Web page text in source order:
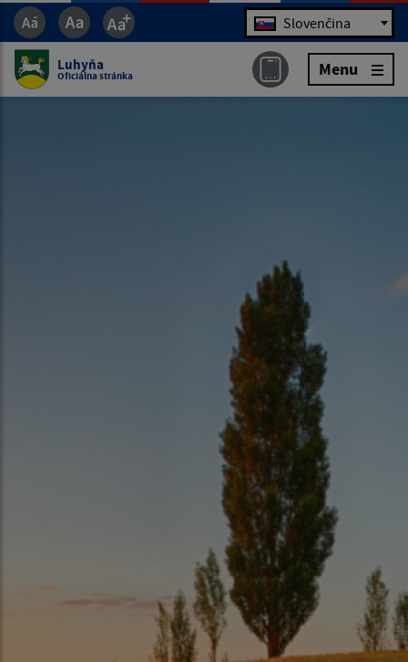
Jazyk Slovenčina
Luhyňa
Oficiálna stránka Menu